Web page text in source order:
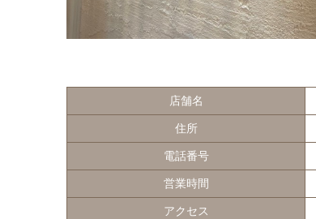
店舗名
住所
電話番号
営業時間
アクセス